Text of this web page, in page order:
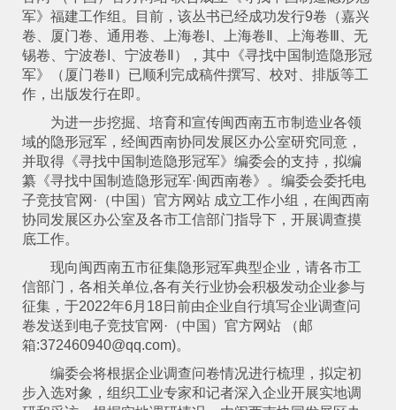
军》福建工作组。目前，该丛书已经成功发行9卷（嘉兴
卷、厦门卷、通用卷、上海卷I、上海卷Ⅱ、上海卷Ⅲ、无
锡卷、宁波卷I、宁波卷Ⅱ），其中《寻找中国制造隐形冠
军》（厦门卷Ⅱ）已顺利完成稿件撰写、校对、排版等工
作，出版发行在即。
为进一步挖掘、培育和宣传闽西南五市制造业各领
域的隐形冠军，经闽西南协同发展区办公室研究同意，
并取得《寻找中国制造隐形冠军》编委会的支持，拟编
纂《寻找中国制造隐形冠军·闽西南卷》。编委会委托电
子竞技官网·（中国）官方网站 成立工作小组，在闽西南
协同发展区办公室及各市工信部门指导下，开展调查摸
底工作。
现向闽西南五市征集隐形冠军典型企业，请各市工
信部门，各相关单位,各有关行业协会积极发动企业参与
征集，于2022年6月18日前由企业自行填写企业调查问
卷发送到电子竞技官网·（中国）官方网站 （邮
箱:372460940@qq.com)。
编委会将根据企业调查问卷情况进行梳理，拟定初
步入选对象，组织工业专家和记者深入企业开展实地调